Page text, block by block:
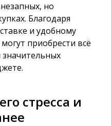
но
Благодаря
и удобному
приобрести всё
значительных
стресса и